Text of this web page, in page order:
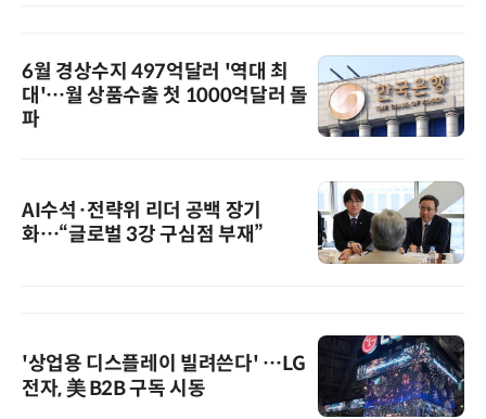
6월 경상수지 497억달러 '역대 최
대'…월 상품수출 첫 1000억달러 돌
파
AI수석·전략위 리더 공백 장기
화…“글로벌 3강 구심점 부재”
'상업용 디스플레이 빌려쓴다' …LG
전자, 美 B2B 구독 시동